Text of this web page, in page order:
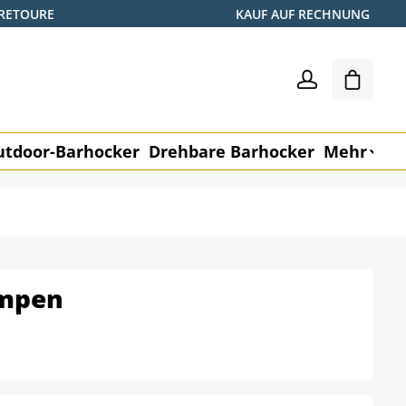
KAUF AUF RECHNUNG
Barhocker Drehbare Barhocker Mehr